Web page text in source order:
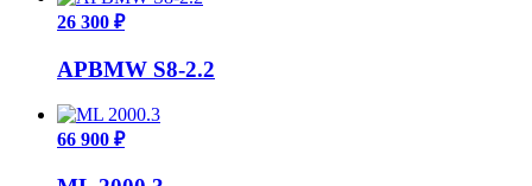
26 300 ₽
APBMW S8-2.2
66 900 ₽